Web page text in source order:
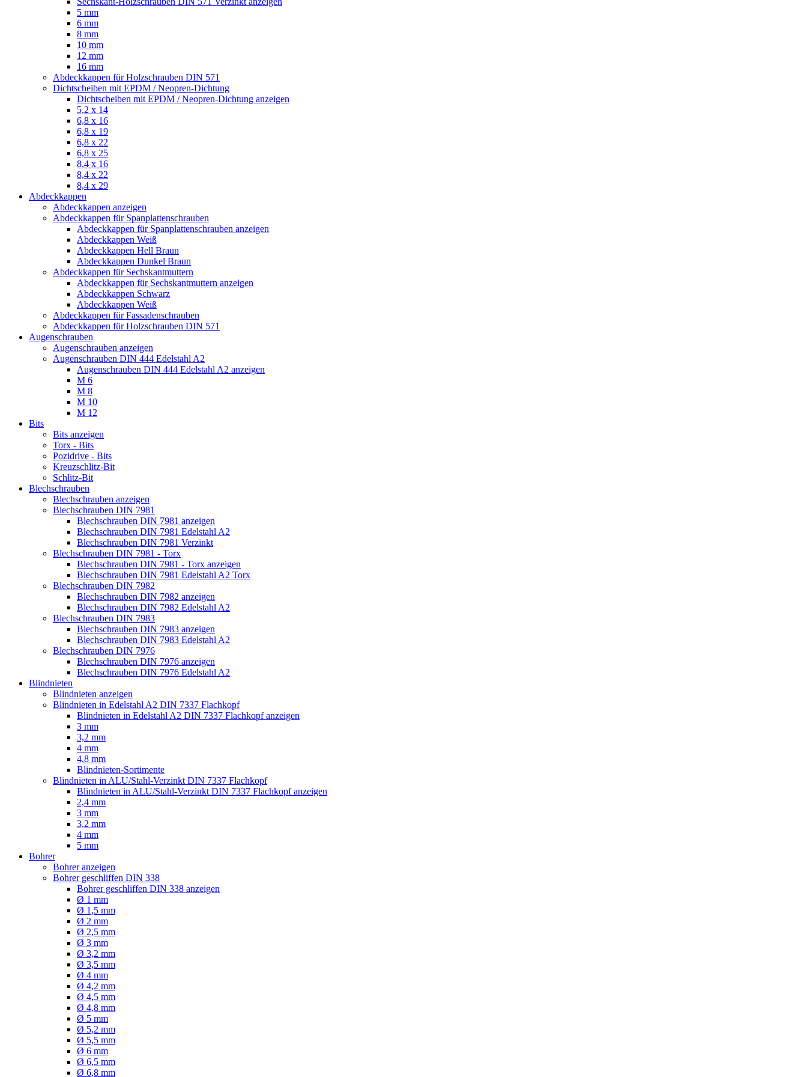
5 mm
6 mm
8 mm
10 mm
12 mm
16 mm
Abdeckkappen für Holzschrauben DIN 571
Dichtscheiben mit EPDM / Neopren-Dichtung
Dichtscheiben mit EPDM / Neopren-Dichtung anzeigen
5,2 x 14
6,8 x 16
6,8 x 19
6,8 x 22
6,8 x 25
8,4 x 16
8,4 x 22
8,4 x 29
Abdeckkappen
Abdeckkappen anzeigen
Abdeckkappen für Spanplattenschrauben
Abdeckkappen für Spanplattenschrauben anzeigen
Abdeckkappen Weiß
Abdeckkappen Hell Braun
Abdeckkappen Dunkel Braun
Abdeckkappen für Sechskantmuttern
Abdeckkappen für Sechskantmuttern anzeigen
Abdeckkappen Schwarz
Abdeckkappen Weiß
Abdeckkappen für Fassadenschrauben
Abdeckkappen für Holzschrauben DIN 571
Augenschrauben
Augenschrauben anzeigen
Augenschrauben DIN 444 Edelstahl A2
Augenschrauben DIN 444 Edelstahl A2 anzeigen
M 6
M 8
M 10
M 12
Bits
Bits anzeigen
Torx - Bits
Pozidrive - Bits
Kreuzschlitz-Bit
Schlitz-Bit
Blechschrauben
Blechschrauben anzeigen
Blechschrauben DIN 7981
Blechschrauben DIN 7981 anzeigen
Blechschrauben DIN 7981 Edelstahl A2
Blechschrauben DIN 7981 Verzinkt
Blechschrauben DIN 7981 - Torx
Blechschrauben DIN 7981 - Torx anzeigen
Blechschrauben DIN 7981 Edelstahl A2 Torx
Blechschrauben DIN 7982
Blechschrauben DIN 7982 anzeigen
Blechschrauben DIN 7982 Edelstahl A2
Blechschrauben DIN 7983
Blechschrauben DIN 7983 anzeigen
Blechschrauben DIN 7983 Edelstahl A2
Blechschrauben DIN 7976
Blechschrauben DIN 7976 anzeigen
Blechschrauben DIN 7976 Edelstahl A2
Blindnieten
Blindnieten anzeigen
Blindnieten in Edelstahl A2 DIN 7337 Flachkopf
Blindnieten in Edelstahl A2 DIN 7337 Flachkopf anzeigen
3 mm
3,2 mm
4 mm
4,8 mm
Blindnieten-Sortimente
Blindnieten in ALU/Stahl-Verzinkt DIN 7337 Flachkopf
Blindnieten in ALU/Stahl-Verzinkt DIN 7337 Flachkopf anzeigen
2,4 mm
3 mm
3,2 mm
4 mm
5 mm
Bohrer
Bohrer anzeigen
Bohrer geschliffen DIN 338
Bohrer geschliffen DIN 338 anzeigen
Ø 1 mm
Ø 1,5 mm
Ø 2 mm
Ø 2,5 mm
Ø 3 mm
Ø 3,2 mm
Ø 3,5 mm
Ø 4 mm
Ø 4,2 mm
Ø 4,5 mm
Ø 4,8 mm
Ø 5 mm
Ø 5,2 mm
Ø 5,5 mm
Ø 6 mm
Ø 6,5 mm
Ø 6,8 mm